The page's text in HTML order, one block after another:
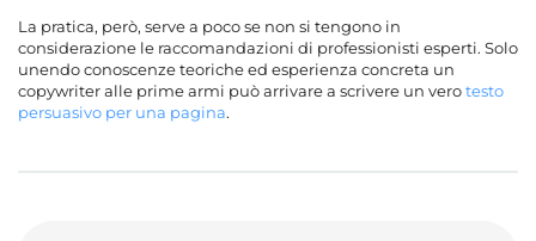
La pratica, però, serve a poco se non si tengono in
considerazione le raccomandazioni di professionisti esperti. Solo
unendo conoscenze teoriche ed esperienza concreta un
copywriter alle prime armi può arrivare a scrivere un verotesto
persuasivo per una pagina.